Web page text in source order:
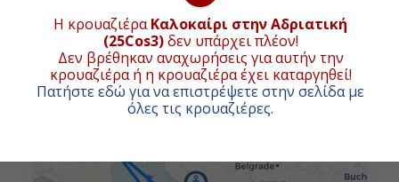
Η κρουαζιέραΚαλοκαίρι στην Αδριατική
(25Cos3)δεν υπάρχει πλέον!
Δεν βρέθηκαν αναχωρήσεις για αυτήν την
κρουαζιέρα ή η κρουαζιέρα έχει καταργηθεί!
Πατήστε εδώ για να επιστρέψετε στην σελίδα με
όλες τις κρουαζιέρες.
19:00
Ζάκυνθος, Ελλάδα
ΧΑΡΤΗΣ ΚΡΟΥΑΖΙΕΡΑΣ
Συνολική απόσταση κρουαζιέρας:1325ναυτικά μίλια
(2454χλμ.)